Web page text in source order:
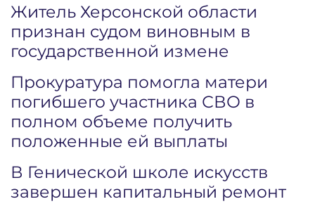
Житель Херсонской области
признан судом виновным в
государственной измене
Прокуратура помогла матери
погибшего участника СВО в
полном объеме получить
положенные ей выплаты
В Генической школе искусств
завершен капитальный ремонт